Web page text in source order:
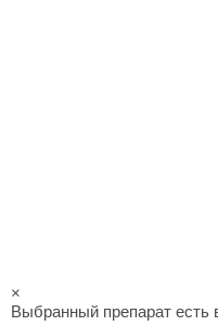
×
Выбранный препарат есть